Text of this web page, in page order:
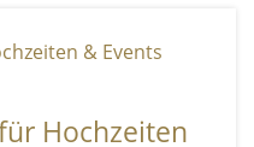
Hochzeiten